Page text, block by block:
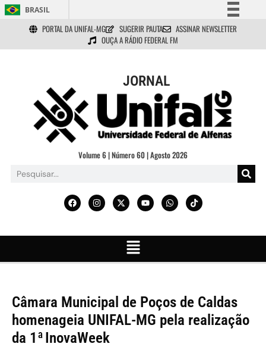
BRASIL
Simplifique!
Comunica BR
Acesso à informação
Legislação
Canais
PORTAL DA UNIFAL-MG SUGERIR PAUTA
ASSINAR NEWSLETTER
OUÇA A RÁDIO FEDERAL FM
JORNAL
Volume 6 | Número 60 | Agosto 2026
Câmara Municipal de Poços de Caldas
homenageia UNIFAL-MG pela realização
da 1ª InovaWeek